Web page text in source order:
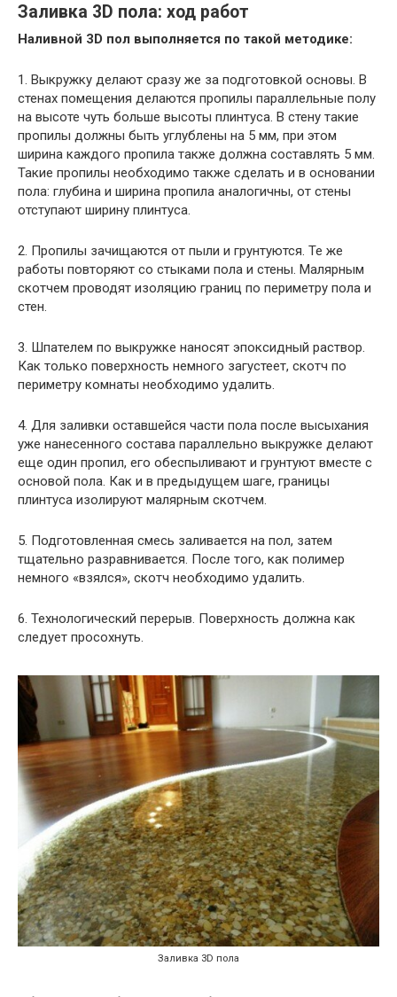
Заливка 3D пола: ход работ
Наливной 3D пол выполняется по такой методике:
1. Выкружку делают сразу же за подготовкой основы. В
стенах помещения делаются пропилы параллельные полу
на высоте чуть больше высоты плинтуса. В стену такие
пропилы должны быть углублены на 5 мм, при этом
ширина каждого пропила также должна составлять 5 мм.
Такие пропилы необходимо также сделать и в основании
пола: глубина и ширина пропила аналогичны, от стены
отступают ширину плинтуса.
2. Пропилы зачищаются от пыли и грунтуются. Те же
работы повторяют со стыками пола и стены. Малярным
скотчем проводят изоляцию границ по периметру пола и
стен.
3. Шпателем по выкружке наносят эпоксидный раствор.
Как только поверхность немного загустеет, скотч по
периметру комнаты необходимо удалить.
4. Для заливки оставшейся части пола после высыхания
уже нанесенного состава параллельно выкружке делают
еще один пропил, его обеспыливают и грунтуют вместе с
основой пола. Как и в предыдущем шаге, границы
плинтуса изолируют малярным скотчем.
5. Подготовленная смесь заливается на пол, затем
тщательно разравнивается. После того, как полимер
немного «взялся», скотч необходимо удалить.
6. Технологический перерыв. Поверхность должна как
следует просохнуть.
Заливка 3D пола